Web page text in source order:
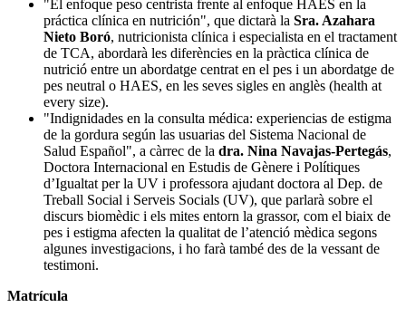
"El enfoque peso centrista frente al enfoque HAES en la
práctica clínica en nutrición", que dictarà la Sra. Azahara
Nieto Boró, nutricionista clínica i especialista en el tractament
de TCA, abordarà les diferències en la pràctica clínica de
nutrició entre un abordatge centrat en el pes i un abordatge de
pes neutral o HAES, en les seves sigles en anglès (health at
every size).
"Indignidades en la consulta médica: experiencias de estigma
de la gordura según las usuarias del Sistema Nacional de
Salud Español", a càrrec de la dra. Nina Navajas-Pertegás,
Doctora Internacional en Estudis de Gènere i Polítiques
d’Igualtat per la UV i professora ajudant doctora al Dep. de
Treball Social i Serveis Socials (UV), que parlarà sobre el
discurs biomèdic i els mites entorn la grassor, com el biaix de
pes i estigma afecten la qualitat de l’atenció mèdica segons
algunes investigacions, i ho farà també des de la vessant de
testimoni.
Matrícula